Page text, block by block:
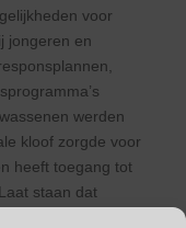
voor
jongeren en
werden
kloof zorgde voor
heeft toegang tot
staan dat